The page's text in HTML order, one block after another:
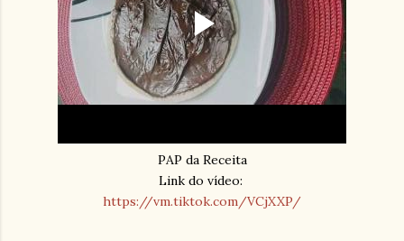
PAP da Receita
Link do vídeo:
https://vm.tiktok.com/VCjXXP/